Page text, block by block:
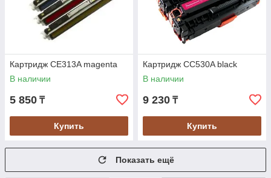
Картридж CE313A magenta
В наличии
5 850 ₸
Купить
Картридж CC530A black
В наличии
9 230 ₸
Купить
Показать ещё